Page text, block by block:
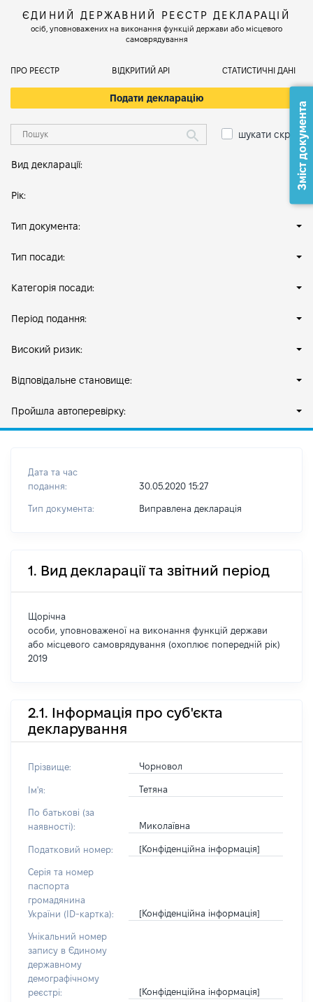
ЄДИНИЙ ДЕРЖАВНИЙ РЕЄСТР ДЕКЛАРАЦІЙ
осіб, уповноважених на виконання функцій держави або місцевого
самоврядування
ПРО РЕЄСТР ВІДКРИТИЙ АРІ СТАТИСТИЧНІ ДАНІ
Подати декларацію
шукати скрізь
Вид декларації:
Рік:
Тип документа:
Тип посади:
Категорія посади:
Період подання:
Високий ризик:
Відповідальне становище:
Пройшла автоперевірку:
Дата та час
подання:
30.05.2020 15:27
Тип документа: Виправлена декларація
1. Вид декларації та звітний період
Щорічна
особи, уповноваженої на виконання функцій держави
або місцевого самоврядування (охоплює попередній рік)
2019
2.1. Інформація про суб'єкта
декларування
Прізвище: Чорновол
Ім'я: Тетяна
По батькові (за
наявності):
Миколаївна
Податковий номер: [Конфіденційна інформація]
Серія та номер
паспорта
громадянина
України (ID-картка):
[Конфіденційна інформація]
Унікальний номер
запису в Єдиному
державному
демографічному
реєстрі:
[Конфіденційна інформація]
Зміст документа